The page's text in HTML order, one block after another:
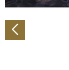
weiteren Daten
gesammelt